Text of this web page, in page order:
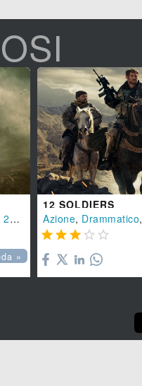
2016
), 131 min.
»
12 SOLDIERS
Azione, Drammatico,
    